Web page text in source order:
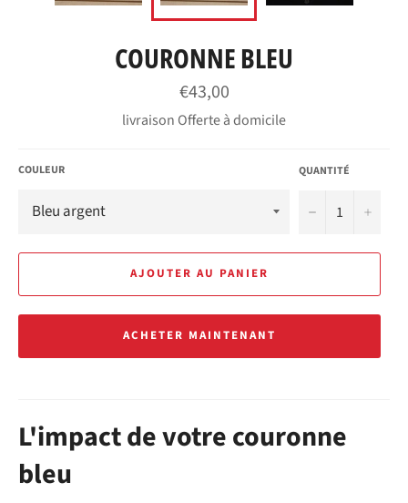
COURONNE BLEU
Prix
régulier
€43,00
livraison Offerte à domicile
COULEUR QUANTITÉ
− +
AJOUTER AU PANIER
ACHETER MAINTENANT
L'impact de votre couronne
bleu